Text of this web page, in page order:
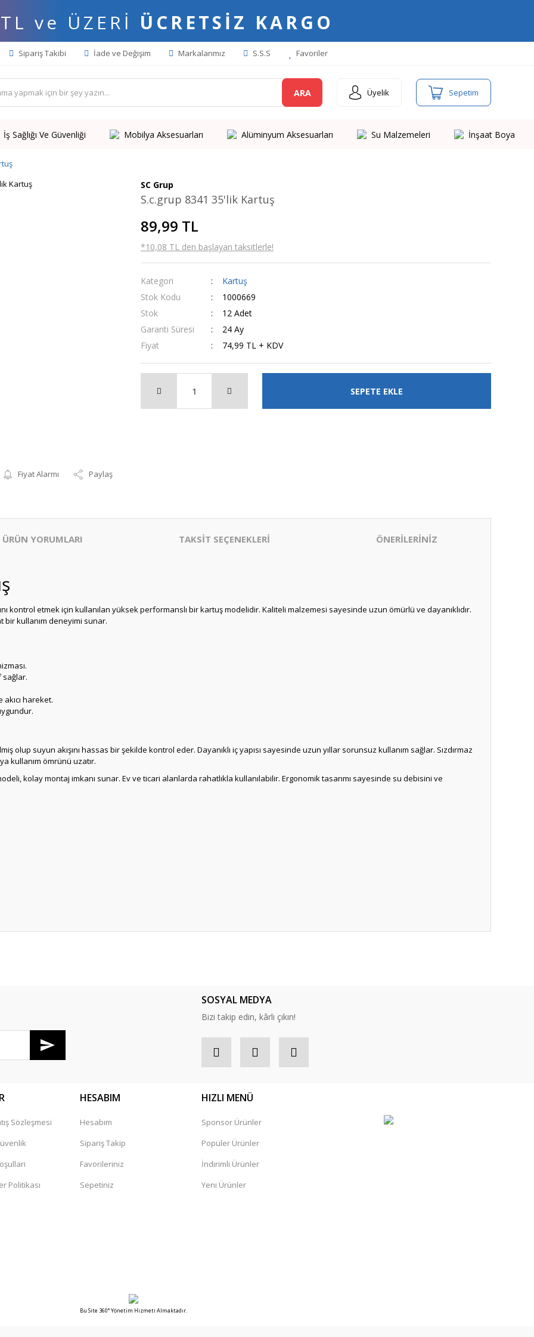
ve ÜZERİ ÜCRETSİZ KARGO
Sipariş Takibi İade ve Değişim Markalarımız S.S.S Favoriler
ARA Üyelik Sepetim
İş Sağlığı Ve Güvenliği Mobilya Aksesuarları Alüminyum Aksesuarları Su Malzemeleri İnşaat Boya
Fiyat Alarmı Paylaş
SC Grup
S.c.grup 8341 35'lik Kartuş
89,99 TL
*10,08 TL den başlayan taksitlerle!
Kategori
Kartuş
Stok Kodu
1000669
Stok
12 Adet
Garanti Süresi
24 Ay
Fiyat
74,99 TL + KDV
SEPETE EKLE
ÜRÜN YORUMLARI TAKSİT SEÇENEKLERİ ÖNERİLERİNİZ
kontrol etmek için kullanılan yüksek performanslı bir kartuş modelidir. Kaliteli malzemesi sayesinde uzun ömürlü ve dayanıklıdır.
bir kullanım deneyimi sunar.
sağlar.
hareket.
olup suyun akışını hassas bir şekilde kontrol eder. Dayanıklı iç yapısı sayesinde uzun yıllar sorunsuz kullanım sağlar. Sızdırmaz
kullanım ömrünü uzatır.
kolay montaj imkanı sunar. Ev ve ticari alanlarda rahatlıkla kullanılabilir. Ergonomik tasarımı sayesinde su debisini ve
SOSYAL MEDYA
Bizi takip edin, kârlı çıkın!
Sözleşmesi
Politikası
HESABIM
Hesabım
Sipariş Takip
Favorileriniz
Sepetiniz
HIZLI MENÜ
Sponsor Ürünler
Popüler Ürünler
İndirimli Ürünler
Yeni Ürünler
Bu Site 360° Yönetim Hizmeti Almaktadır.